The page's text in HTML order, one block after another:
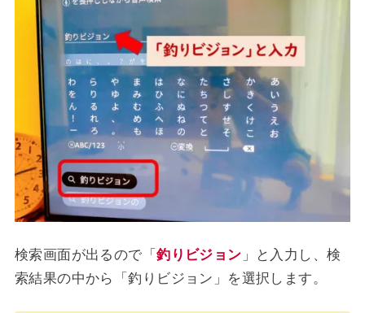
検索画面が出るので「釣りビジョン 」と入力し、検
索結果の中から「釣りビジョン」を選択します。